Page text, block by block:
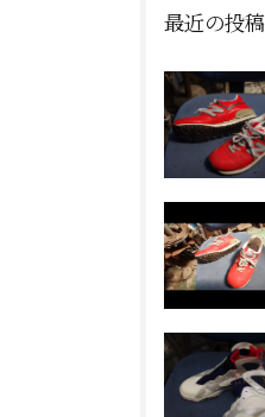
最近の投稿